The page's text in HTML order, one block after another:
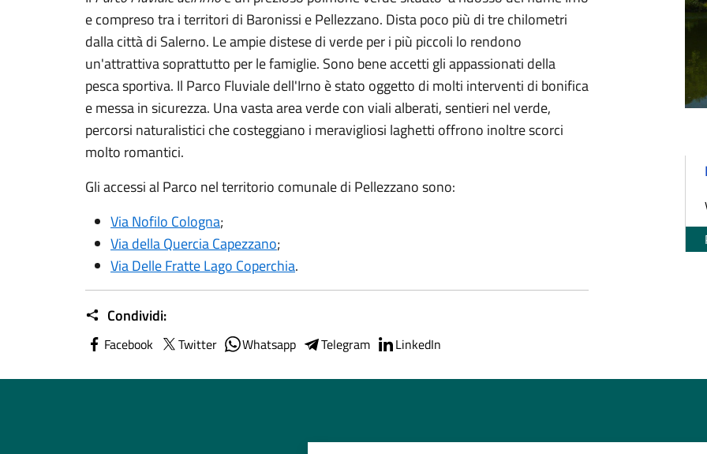
e compreso tra i territori di Baronissi e Pellezzano. Dista poco più di tre chilometri
dalla città di Salerno. Le ampie distese di verde per i più piccoli lo rendono
un'attrattiva soprattutto per le famiglie. Sono bene accetti gli appassionati della
pesca sportiva. Il Parco Fluviale dell'Irno è stato oggetto di molti interventi di bonifica
e messa in sicurezza. Una vasta area verde con viali alberati, sentieri nel verde,
percorsi naturalistici che costeggiano i meravigliosi laghetti offrono inoltre scorci
molto romantici.
Gli accessi al Parco nel territorio comunale di Pellezzano sono:
Via Nofilo Cologna;
Via della Quercia Capezzano;
Via Delle Fratte Lago Coperchia.
Condividi:
Facebook Twitter Whatsapp Telegram LinkedIn